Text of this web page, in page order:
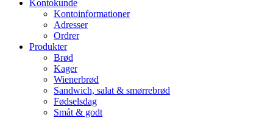
Kontokunde
Kontoinformationer
Adresser
Ordrer
Produkter
Brød
Kager
Wienerbrød
Sandwich, salat & smørrebrød
Fødselsdag
Småt & godt